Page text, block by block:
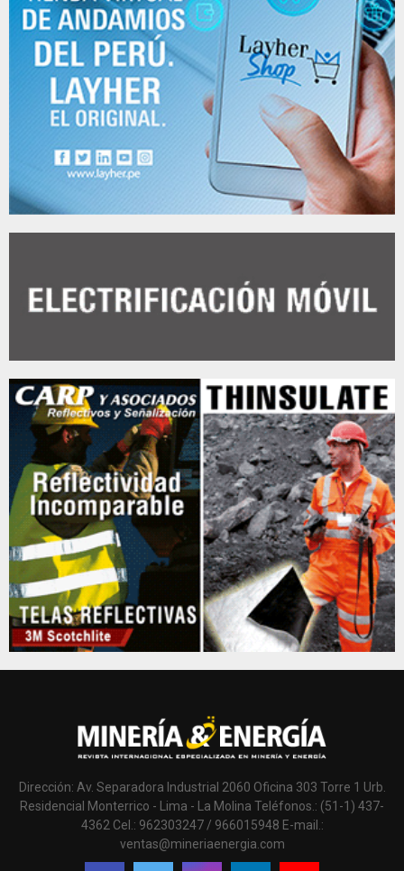
Dirección: Av. Separadora Industrial 2060 Oficina 303 Torre 1 Urb.
Residencial Monterrico - Lima - La Molina Teléfonos.: (51-1) 437-
4362 Cel.: 962303247 / 966015948 E-mail.:
ventas@mineriaenergia.com